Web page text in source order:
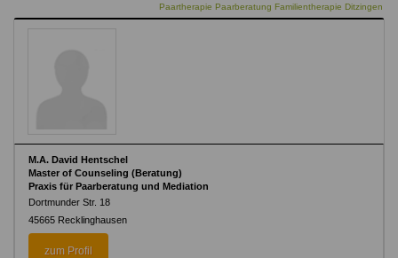
Paartherapie Paarberatung Familientherapie Ditzingen
M.A. David Hentschel
Master of Counseling (Beratung)
Praxis für Paarberatung und Mediation
Dortmunder Str. 18
45665 Recklinghausen
zum Profil